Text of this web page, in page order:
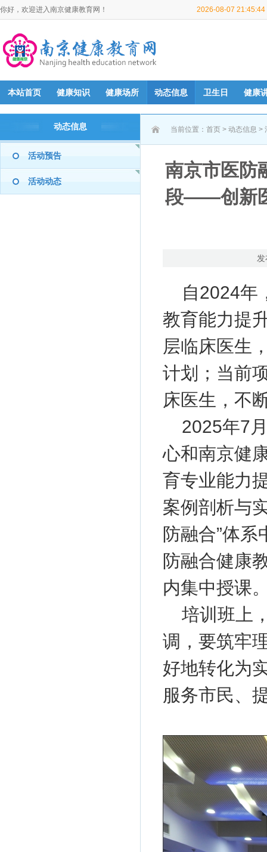
你好，欢迎进入南京健康教育网！ 2026-08-07 21:45:45
本站首页 健康知识 健康场所 动态信息 卫生日 健康
动态信息
活动预告
活动动态
当前位置： 首页 > 动态信息 >
南京市医防
段——创新
自2024年
教育能力提
层临床医生
计划；当前
床医生，不
2025年7
心和南京健
育专业能力
案例剖析与
防融合”体
防融合健康
内集中授课
培训班上
调，要筑牢
好地转化为
服务市民、